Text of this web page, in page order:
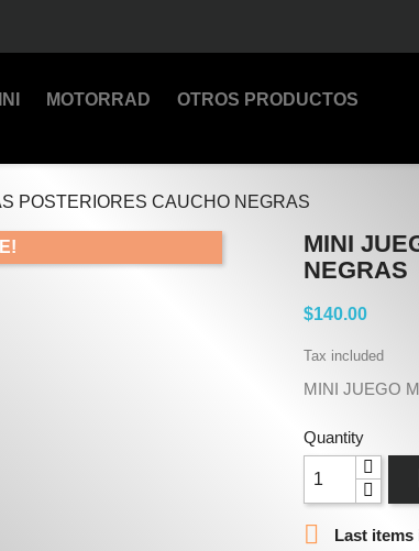
MOTORRAD OTROS PRODUCTOS
POSTERIORES CAUCHO NEGRAS
MINI
NEGRAS
$140.00
Tax included
MINI JUEGO
Quantity
 Last items